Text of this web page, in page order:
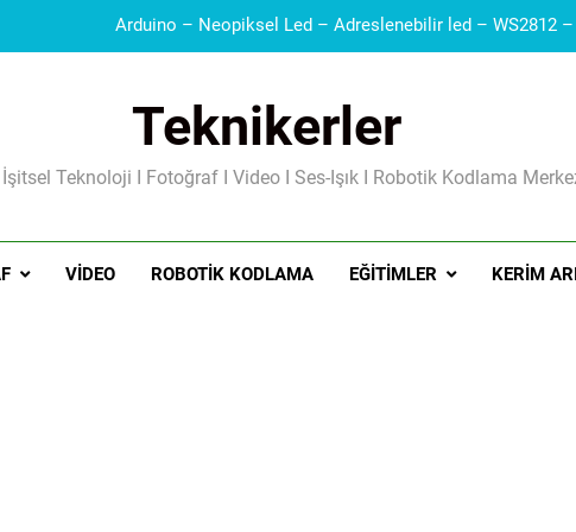
Güç Kaynakları I Şarj Aleti I Besleme Kartı I
Teknikerler
Teknoloji I Fotoğraf I Video I Ses-Işık I Robotik Kodlama
VIDEO ROBOTIK KODLAMA EĞITIMLER KERIM